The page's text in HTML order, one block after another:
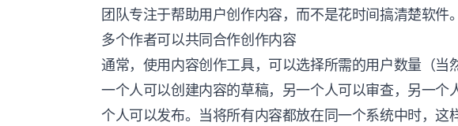
团队专注于帮助用户创作内容，而不是花时间搞清楚软件。
多个作者可以共同合作创作内容
通常，使用内容创作工具，可以选择所需的用户数量（当
一个人可以创建内容的草稿，另一个人可以审查，另一个
个人可以发布。当将所有内容都放在同一个系统中时，这